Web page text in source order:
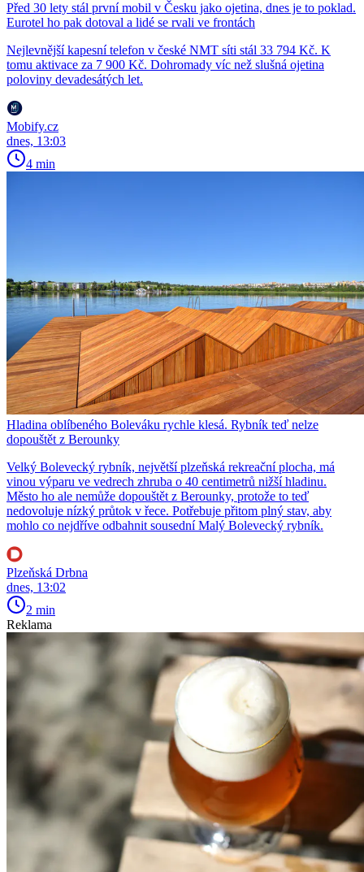
Před 30 lety stál první mobil v Česku jako ojetina, dnes je to poklad.
Eurotel ho pak dotoval a lidé se rvali ve frontách
Nejlevnější kapesní telefon v české NMT síti stál 33 794 Kč. K
tomu aktivace za 7 900 Kč. Dohromady víc než slušná ojetina
poloviny devadesátých let.
Mobify.cz
dnes, 13:03
4 min
Hladina oblíbeného Boleváku rychle klesá. Rybník teď nelze
dopouštět z Berounky
Velký Bolevecký rybník, největší plzeňská rekreační plocha, má
vinou výparu ve vedrech zhruba o 40 centimetrů nižší hladinu.
Město ho ale nemůže dopouštět z Berounky, protože to teď
nedovoluje nízký průtok v řece. Potřebuje přitom plný stav, aby
mohlo co nejdříve odbahnit sousední Malý Bolevecký rybník.
Plzeňská Drbna
dnes, 13:02
2 min
Reklama